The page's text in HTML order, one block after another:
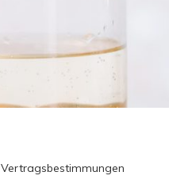
Vertragsbestimmungen